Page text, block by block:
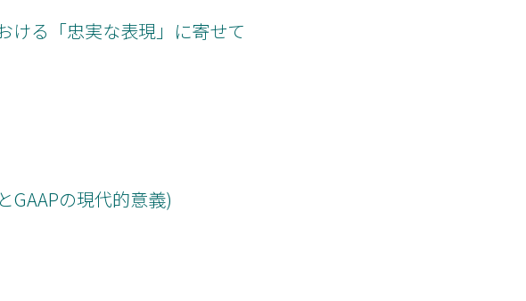
ける「忠実な表現」に寄せて
GAAPの現代的意義)